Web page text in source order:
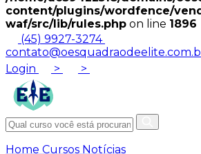
content/plugins/wordfence/
waf/src/lib/rules.php on line 1896
(45) 9927-3274
Login
> >
Home Cursos Notícias